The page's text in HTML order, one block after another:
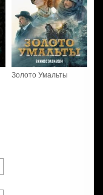
Золото Умальты